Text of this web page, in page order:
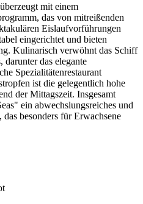
mit einem
das von mitreißenden
Eislaufvorführungen
eingerichtet und bieten
Kulinarisch verwöhnt das Schiff
darunter das elegante
Spezialitätenrestaurant
ist die gelegentlich hohe
der Mittagszeit. Insgesamt
ein abwechslungsreiches und
besonders für Erwachsene